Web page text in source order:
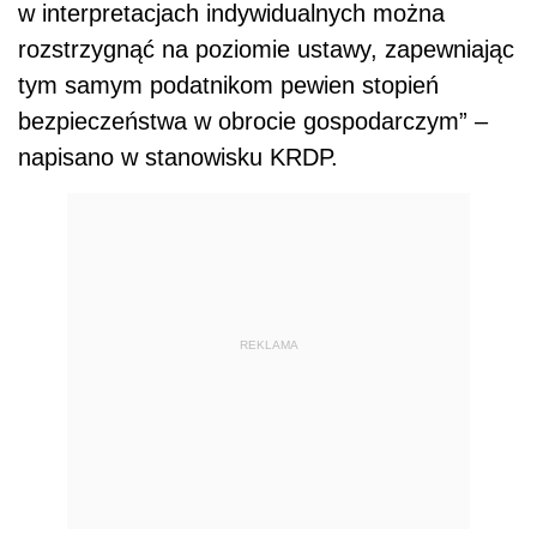
w interpretacjach indywidualnych można
rozstrzygnąć na poziomie ustawy, zapewniając
tym samym podatnikom pewien stopień
bezpieczeństwa w obrocie gospodarczym” –
napisano w stanowisku KRDP.
REKLAMA